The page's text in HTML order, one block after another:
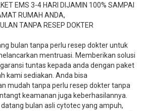
EMS 3-4 HARI DIJAMIN 100% SAMPAI
RUMAH ANDA,
TANPA RESEP DOKTER
bulan tanpa perlu resep dokter untuk
mentruasi. Memberikan solusi
tuntas kepada anda dengan paket
kami sediakan. Anda bisa
mudah tanpa perlu resep dokter tanpa
keamanan juga keberhasilannya.
bulan asli cytotec yang ampuh,